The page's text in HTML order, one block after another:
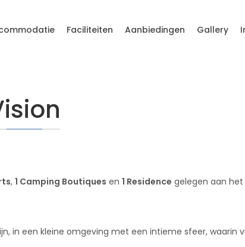
, 1 Camping Boutiques en 1 Residence gelegen aan het
in een kleine omgeving met een intieme sfeer, waarin
Faciliteiten Aanbiedingen Gallery